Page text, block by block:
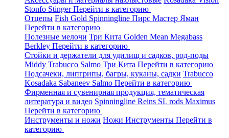
Stonfo StingerПерейти в категорию
Отцепы Fish Gold Spinningline Пирс Мастер Яман
Перейти в категорию
Полезные мелочи Три Кита Golden Mean Megabass
Berkley Перейти в категорию
Стойки и держатели для удилищ и садков, род-поды
Middy Trabucco Salmo Три Кита Перейти в категорию
Подсачеки, липгрипы, багры, куканы, садки Trabucco
Kosadaka Sabaneev Salmo Перейти в категорию
Фирменная и сувенирная продукция, тематическая
литература и видео Spinningline Reins SL rods Maximus
Перейти в категорию
Инструменты и ножи Ножи Инструменты Перейти в
категорию